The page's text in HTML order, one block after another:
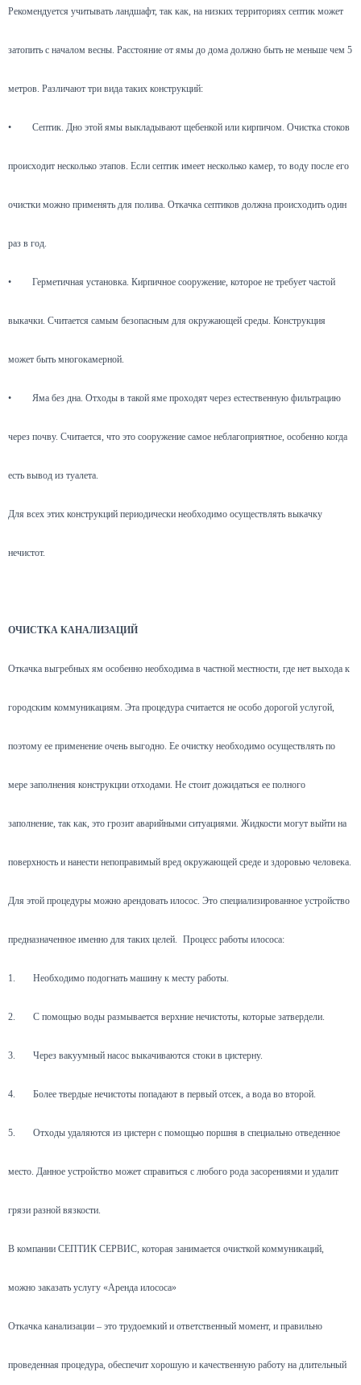
Рекомендуется учитывать ландшафт, так как, на низких территориях септик может
затопить с началом весны. Расстояние от ямы до дома должно быть не меньше чем 5
метров. Различают три вида таких конструкций:
• Септик. Дно этой ямы выкладывают щебенкой или кирпичом. Очистка стоков
происходит несколько этапов. Если септик имеет несколько камер, то воду после его
очистки можно применять для полива. Откачка септиков должна происходить один
раз в год.
• Герметичная установка. Кирпичное сооружение, которое не требует частой
выкачки. Считается самым безопасным для окружающей среды. Конструкция
может быть многокамерной.
• Яма без дна. Отходы в такой яме проходят через естественную фильтрацию
через почву. Считается, что это сооружение самое неблагоприятное, особенно когда
есть вывод из туалета.
Для всех этих конструкций периодически необходимо осуществлять выкачку
нечистот.
ОЧИСТКА КАНАЛИЗАЦИЙ
Откачка выгребных ям особенно необходима в частной местности, где нет выхода к
городским коммуникациям. Эта процедура считается не особо дорогой услугой,
поэтому ее применение очень выгодно. Ее очистку необходимо осуществлять по
мере заполнения конструкции отходами. Не стоит дожидаться ее полного
заполнение, так как, это грозит аварийными ситуациями. Жидкости могут выйти на
поверхность и нанести непоправимый вред окружающей среде и здоровью человека.
Для этой процедуры можно арендовать илосос. Это специализированное устройство
предназначенное именно для таких целей. Процесс работы илососа:
1. Необходимо подогнать машину к месту работы.
2. С помощью воды размывается верхние нечистоты, которые затвердели.
3. Через вакуумный насос выкачиваются стоки в цистерну.
4. Более твердые нечистоты попадают в первый отсек, а вода во второй.
5. Отходы удаляются из цистерн с помощью поршня в специально отведенное
место. Данное устройство может справиться с любого рода засорениями и удалит
грязи разной вязкости.
В компании СЕПТИК СЕРВИС, которая занимается очисткой коммуникаций,
можно заказать услугу «Аренда илососа»
Откачка канализации – это трудоемкий и ответственный момент, и правильно
проведенная процедура, обеспечит хорошую и качественную работу на длительный